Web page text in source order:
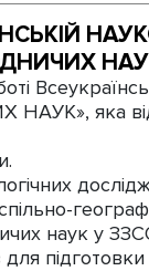
яка
наук у